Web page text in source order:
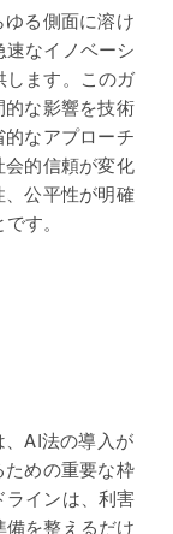
る側面に溶け
なイノベーシ
します。このガ
な影響を技術
なアプローチ
的信頼が変化
公平性が明確
す。
AI法の導入が
めの重要な枠
インは、利害
を整えるだけ